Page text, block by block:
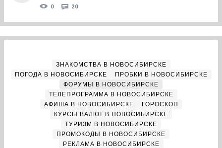
0 20
ЗНАКОМСТВА В НОВОСИБИРСКЕ
ПОГОДА В НОВОСИБИРСКЕ
ПРОБКИ В НОВОСИБИРСКЕ
ФОРУМЫ В НОВОСИБИРСКЕ
ТЕЛЕПРОГРАММА В НОВОСИБИРСКЕ
АФИША В НОВОСИБИРСКЕ
ГОРОСКОП
КУРСЫ ВАЛЮТ В НОВОСИБИРСКЕ
ТУРИЗМ В НОВОСИБИРСКЕ
ПРОМОКОДЫ В НОВОСИБИРСКЕ
РЕКЛАМА В НОВОСИБИРСКЕ